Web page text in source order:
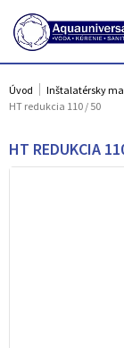
Úvod Inštalatérsky
HT redukcia 110 / 50
HT REDUKCIA